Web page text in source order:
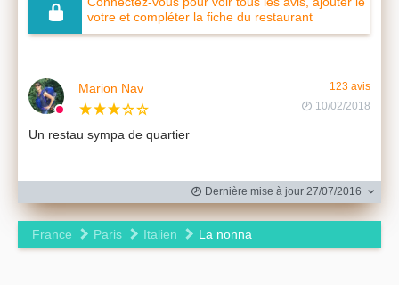
votre et compléter la fiche du restaurant
Marion Nav
123 avis
10/02/2018
Un restau sympa de quartier
Dernière mise à jour 27/07/2016
France Paris Italien La nonna